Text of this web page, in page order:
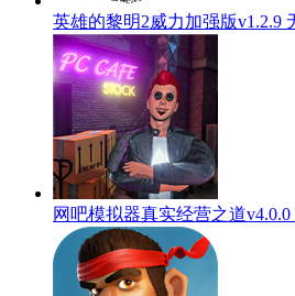
英雄的黎明2威力加强版v1.2.9
网吧模拟器真实经营之道